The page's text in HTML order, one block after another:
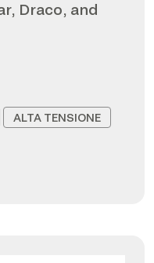
Draco, and
ALTA TENSIONE